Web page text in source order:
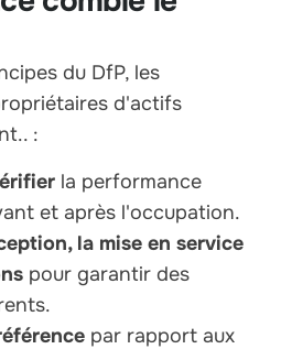
du DfP, les
d'actifs
:
la performance
et après l'occupation.
la mise en service
pour garantir des
par rapport aux